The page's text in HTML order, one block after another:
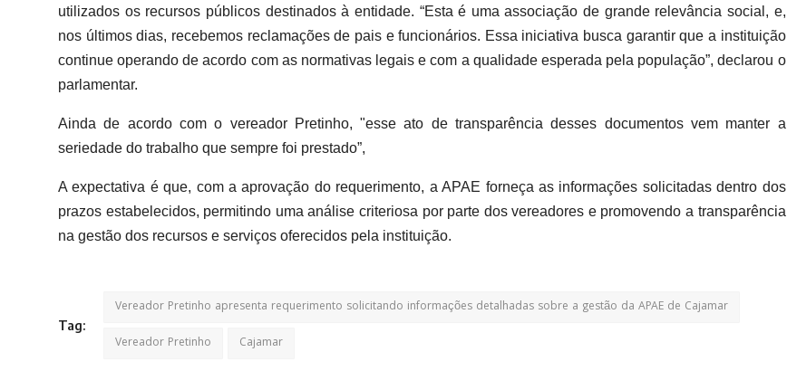
utilizados os recursos públicos destinados à entidade. “Esta é uma associação de grande relevância social, e,
nos últimos dias, recebemos reclamações de pais e funcionários. Essa iniciativa busca garantir que a instituição
continue operando de acordo com as normativas legais e com a qualidade esperada pela população”, declarou o
parlamentar.
Ainda de acordo com o vereador Pretinho, "esseato de transparência desses documentos vem manter a
seriedade do trabalho que sempre foi prestado”,
A expectativa é que, com a aprovação do requerimento, a APAE forneça as informações solicitadas dentro dos
prazos estabelecidos, permitindo uma análise criteriosa por parte dos vereadores e promovendo a transparência
na gestão dos recursos e serviços oferecidos pela instituição.
Tag:
Vereador Pretinho apresenta requerimento solicitando informações detalhadas sobre a gestão da APAE de Cajamar
Vereador Pretinho
Cajamar